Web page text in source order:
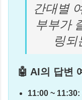
간대별
부부가
링되
🤖 AI의 답변
11:00 ~ 11:30: